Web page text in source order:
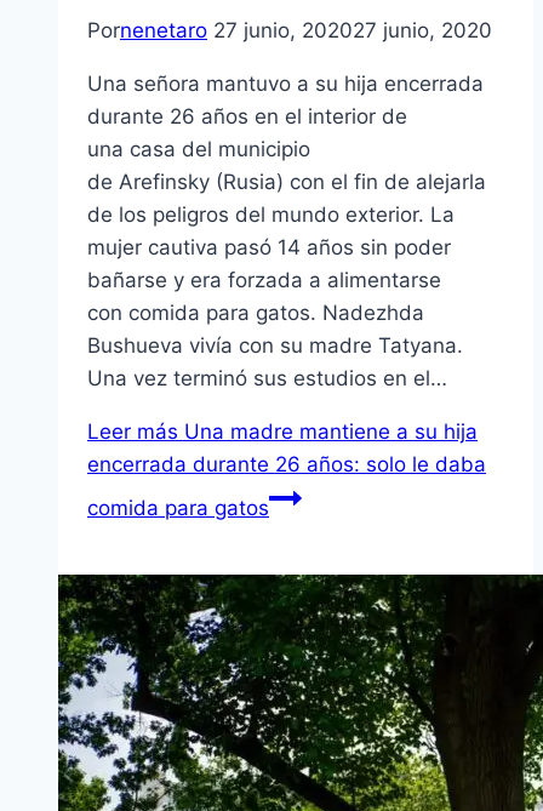
Pornenetaro 27 junio, 202027 junio, 2020
Una señora mantuvo a su hija encerrada
durante 26 años en el interior de
una casa del municipio
de Arefinsky (Rusia) con el fin de alejarla
de los peligros del mundo exterior. La
mujer cautiva pasó 14 años sin poder
bañarse y era forzada a alimentarse
con comida para gatos. Nadezhda
Bushueva vivía con su madre Tatyana.
Una vez terminó sus estudios en el…
Leer más Una madre mantiene a su hija
encerrada durante 26 años: solo le daba
comida para gatos